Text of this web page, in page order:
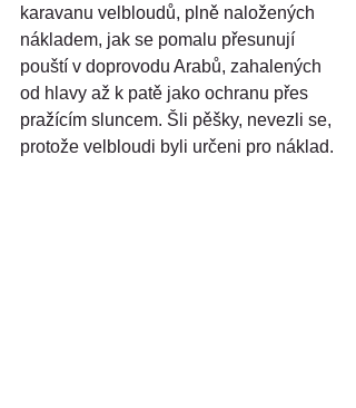
karavanu velbloudů, plně naložených
nákladem, jak se pomalu přesunují
pouští v doprovodu Arabů, zahalených
od hlavy až k patě jako ochranu přes
pražícím sluncem. Šli pěšky, nevezli se,
protože velbloudi byli určeni pro náklad.